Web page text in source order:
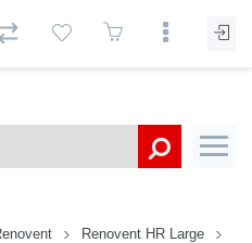
Renovent HR Large